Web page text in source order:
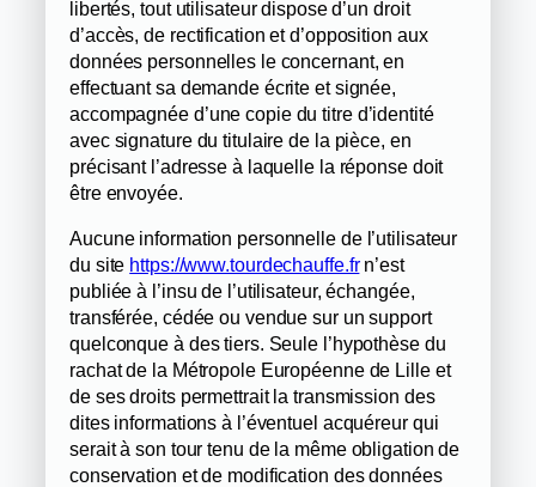
libertés, tout utilisateur dispose d’un droit
d’accès, de rectification et d’opposition aux
données personnelles le concernant, en
effectuant sa demande écrite et signée,
accompagnée d’une copie du titre d’identité
avec signature du titulaire de la pièce, en
précisant l’adresse à laquelle la réponse doit
être envoyée.
Aucune information personnelle de l’utilisateur
du site https://www.tourdechauffe.frn’est
publiée à l’insu de l’utilisateur, échangée,
transférée, cédée ou vendue sur un support
quelconque à des tiers. Seule l’hypothèse du
rachat de la Métropole Européenne de Lille et
de ses droits permettrait la transmission des
dites informations à l’éventuel acquéreur qui
serait à son tour tenu de la même obligation de
conservation et de modification des données